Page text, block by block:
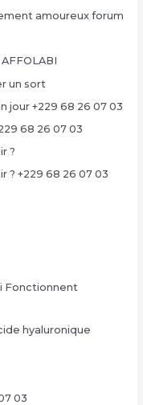
amoureux forum
un sort
jour +229 68 26 07 03
68 26 07 03
?
? +229 68 26 07 03
Fonctionnent
hyaluronique
03